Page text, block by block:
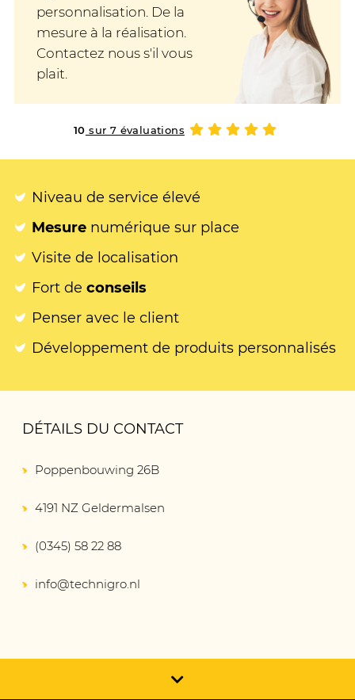
personnalisation. De la
mesure à la réalisation.
Contactez nous s'il vous
plait.
10 sur 7 évaluations
Niveau de service élevé
Mesure numérique sur place
Visite de localisation
Fort de conseils
Penser avec le client
Développement de produits personnalisés
DÉTAILS DU CONTACT
Poppenbouwing 26B
4191 NZ Geldermalsen
(0345) 58 22 88
info@technigro.nl